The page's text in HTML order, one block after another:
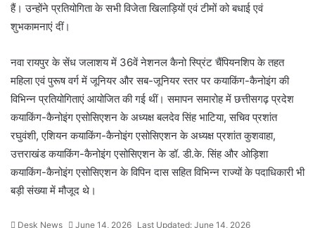
हैं। उन्होंने प्रतियोगिता के सभी विजेता खिलाड़ियों एवं टीमों को बधाई एवं
शुभकामनाएं दीं।
नवा रायपुर के सेंध जलाशय में 36वें नेशनल कैनो स्प्रिंट चैंपियनशिप के तहत
महिला एवं पुरूष वर्ग में जूनियर और सब-जूनियर स्तर पर कयाकिंग-कैनोइंग की
विभिन्न प्रतियोगिताएं आयोजित की गई थीं। समापन समारोह में छत्तीसगढ़ प्रदेश
कयाकिंग-कैनोइंग एसोसिएशन के अध्यक्ष बलदेव सिंह भाटिया, सचिव प्रशांत
रघुवंशी, एशियन कयाकिंग-कैनोइंग एसोसिएशन के अध्यक्ष प्रशांत कुशवाहा,
उत्तराखंड कयाकिंग-कैनोइंग एसोसिएशन के डॉ. डी.के. सिंह और ओड़िशा
कयाकिंग-कैनोइंग एसोसिएशन के विपिन दास सहित विभिन्न राज्यों के पदाधिकारी भी
बड़ी संख्या में मौजूद थे।
Desk News June 14, 2026 Last Updated: June 14, 2026